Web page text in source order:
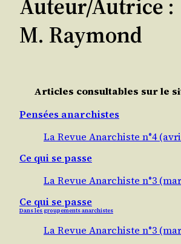
M. Raymond
Articles consultables sur le
Pensées anarchistes
La Revue Anarchiste n°4
Ce qui se passe
La Revue Anarchiste n°3
Ce qui se passe
Dans les groupements anarchistes
La Revue Anarchiste n°3